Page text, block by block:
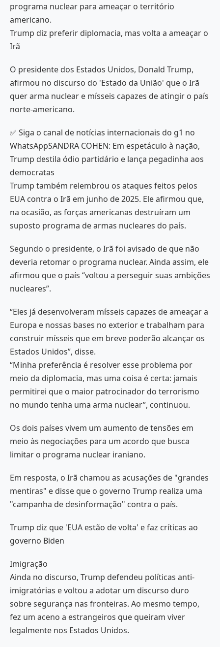
programa nuclear para ameaçar o território
americano.
Trump diz preferir diplomacia, mas volta a ameaçar o
Irã
O presidente dos Estados Unidos, Donald Trump,
afirmou no discurso do 'Estado da União' que o Irã
quer arma nuclear e mísseis capazes de atingir o país
norte-americano.
✅ Siga o canal de notícias internacionais do g1 no
WhatsAppSANDRA COHEN: Em espetáculo à nação,
Trump destila ódio partidário e lança pegadinha aos
democratas
Trump também relembrou os ataques feitos pelos
EUA contra o Irã em junho de 2025. Ele afirmou que,
na ocasião, as forças americanas destruíram um
suposto programa de armas nucleares do país.
Segundo o presidente, o Irã foi avisado de que não
deveria retomar o programa nuclear. Ainda assim, ele
afirmou que o país “voltou a perseguir suas ambições
nucleares”.
“Eles já desenvolveram mísseis capazes de ameaçar a
Europa e nossas bases no exterior e trabalham para
construir mísseis que em breve poderão alcançar os
Estados Unidos”, disse.
“Minha preferência é resolver esse problema por
meio da diplomacia, mas uma coisa é certa: jamais
permitirei que o maior patrocinador do terrorismo
no mundo tenha uma arma nuclear”, continuou.
Os dois países vivem um aumento de tensões em
meio às negociações para um acordo que busca
limitar o programa nuclear iraniano.
Em resposta, o Irã chamou as acusações de "grandes
mentiras" e disse que o governo Trump realiza uma
"campanha de desinformação" contra o país.
Trump diz que 'EUA estão de volta' e faz críticas ao
governo Biden
Imigração
Ainda no discurso, Trump defendeu políticas anti-
imigratórias e voltou a adotar um discurso duro
sobre segurança nas fronteiras. Ao mesmo tempo,
fez um aceno a estrangeiros que queiram viver
legalmente nos Estados Unidos.